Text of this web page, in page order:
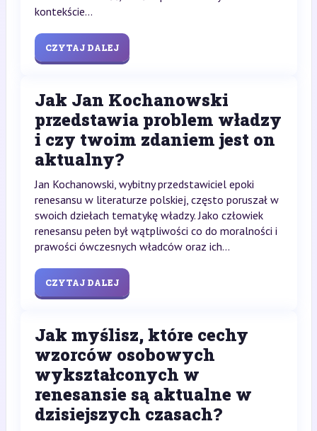
kontekście...
CZYTAJ DALEJ
Jak Jan Kochanowski
przedstawia problem władzy
i czy twoim zdaniem jest on
aktualny?
Jan Kochanowski, wybitny przedstawiciel epoki
renesansu w literaturze polskiej, często poruszał w
swoich dziełach tematykę władzy. Jako człowiek
renesansu pełen był wątpliwości co do moralności i
prawości ówczesnych władców oraz ich...
CZYTAJ DALEJ
Jak myślisz, które cechy
wzorców osobowych
wykształconych w
renesansie są aktualne w
dzisiejszych czasach?